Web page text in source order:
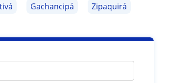
Gachancipá Zipaquirá